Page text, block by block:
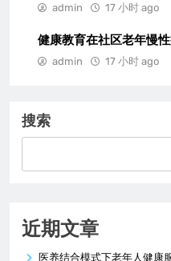
admin 17 小时 ago
健康教育在社区老年慢
admin 17 小时 ago
搜索
近期文章
医养结合模式下老年人健康